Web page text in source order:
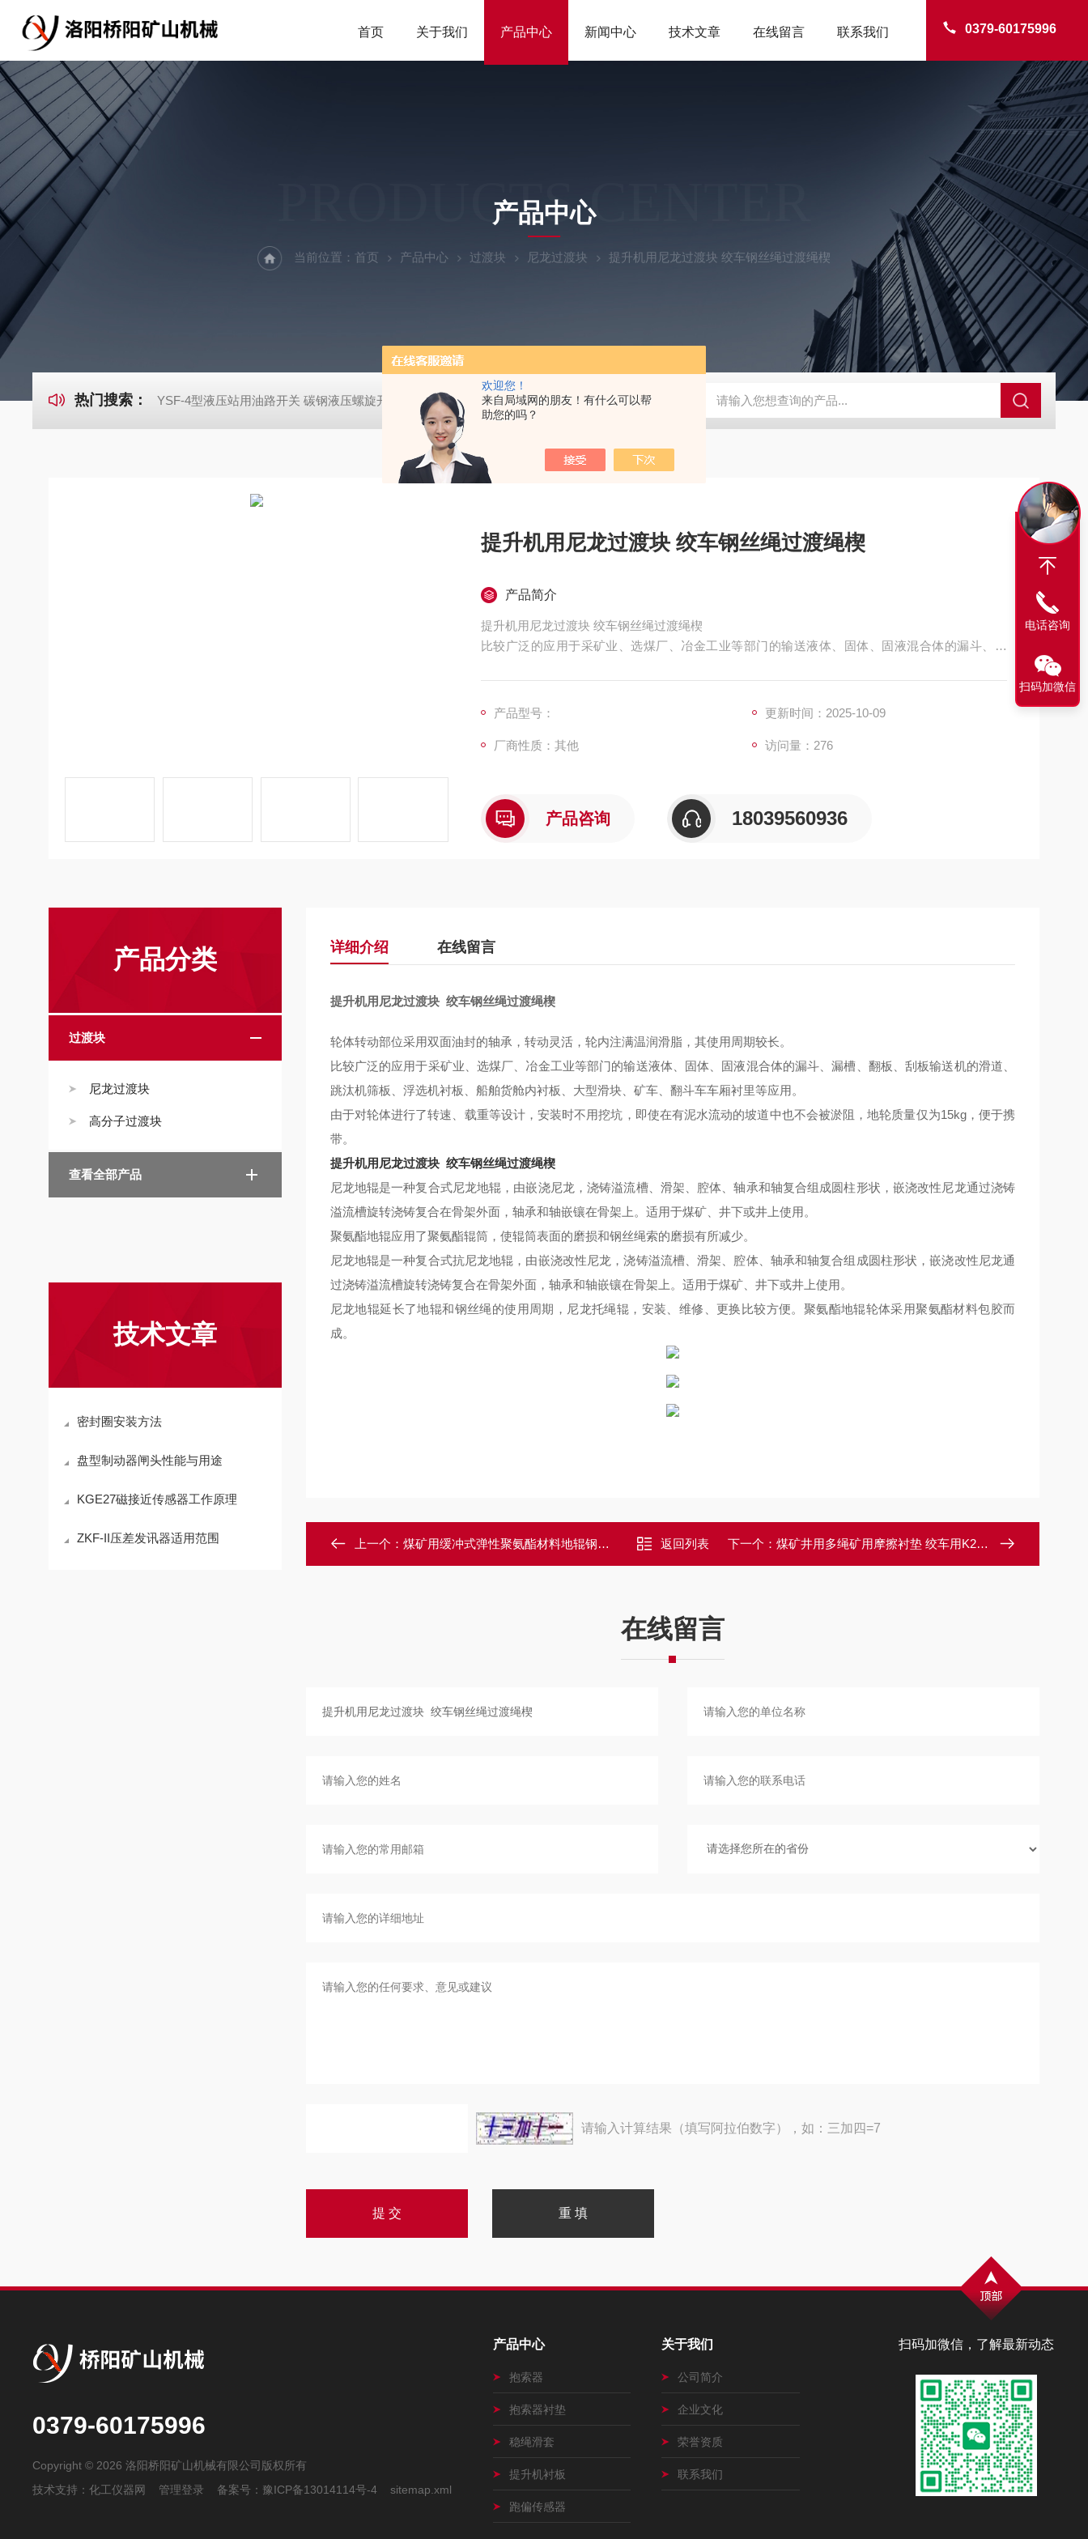
欢迎您！
来自局域网的朋友！有什么可以帮
助您的吗？
0379-60175996
首页 关于我们 产品中心 新闻中心 技术文章 在线留言 联系我们
PRODUCTS CENTER
产品中心
当前位置： 首页 产品中心 过渡块 尼龙过渡块 提升机用尼龙过渡块 绞车钢丝绳过渡绳楔
热门搜索： YSF-4型液压站用油路开关 碳钢液压螺旋开关 猴车配件橡胶轮衬 托压轮矿用斜井巷道用 矿用本安型行程开关KHXC24 井下机电设备 便携式移动液压系统总成 提升机
提升机用尼龙过渡块 绞车钢丝绳过渡绳楔
产品简介
提升机用尼龙过渡块 绞车钢丝绳过渡绳楔
比较广泛的应用于采矿业、选煤厂、冶金工业等部门的输送液体、固体、固液混合体的漏斗、漏
产品型号：
更新时间：2025-10-09
厂商性质：其他 访问量：276
产品咨询 18039560936
产品分类
过渡块
尼龙过渡块
高分子过渡块
查看全部产品
技术文章
密封圈安装方法
盘型制动器闸头性能与用途
KGE27磁接近传感器工作原理
ZKF-II压差发讯器适用范围
详细介绍 在线留言
提升机用尼龙过渡块 绞车钢丝绳过渡绳楔
轮体转动部位采用双面油封的轴承，转动灵活，轮内注满温润滑脂，其使用周期较长。
比较广泛的应用于采矿业、选煤厂、冶金工业等部门的输送液体、固体、固液混合体的漏斗、漏槽、翻板、刮板输送机的滑道、
跳汰机筛板、浮选机衬板、船舶货舱内衬板、大型滑块、矿车、翻斗车车厢衬里等应用。
由于对轮体进行了转速、载重等设计，安装时不用挖坑，即使在有泥水流动的坡道中也不会被淤阻，地轮质量仅为15kg，便于携
带。
提升机用尼龙过渡块 绞车钢丝绳过渡绳楔
尼龙地辊是一种复合式尼龙地辊，由嵌浇尼龙，浇铸溢流槽、滑架、腔体、轴承和轴复合组成圆柱形状，嵌浇改性尼龙通过浇铸
溢流槽旋转浇铸复合在骨架外面，轴承和轴嵌镶在骨架上。适用于煤矿、井下或井上使用。
聚氨酯地辊应用了聚氨酯辊筒，使辊筒表面的磨损和钢丝绳索的磨损有所减少。
尼龙地辊是一种复合式抗尼龙地辊，由嵌浇改性尼龙，浇铸溢流槽、滑架、腔体、轴承和轴复合组成圆柱形状，嵌浇改性尼龙通
过浇铸溢流槽旋转浇铸复合在骨架外面，轴承和轴嵌镶在骨架上。适用于煤矿、井下或井上使用。
尼龙地辊延长了地辊和钢丝绳的使用 周期 ，尼龙托绳辊，安装、维修、更换 比较方便。聚氨酯地辊轮体采用聚氨酯材料包胶而
成。
上一个： 煤矿用缓冲式弹性聚氨酯材料地辊钢丝绳地滚 返回列表 下一个： 煤矿井用多绳矿用摩擦衬垫 绞车用K25型
在线留言
请输入计算结果（填写阿拉伯数字），如：三加四=7
扫码加微信，了解最新动态
0379-60175996
Copyright © 2026 洛阳桥阳矿山机械有限公司版权所有
技术支持：化工仪器网 管理登录 备案号： 豫ICP备13014114号-4 sitemap.xml
产品中心
抱索器
抱索器衬垫
稳绳滑套
提升机衬板
跑偏传感器
关于我们
公司简介
企业文化
荣誉资质
联系我们
电话咨询
扫码加微信